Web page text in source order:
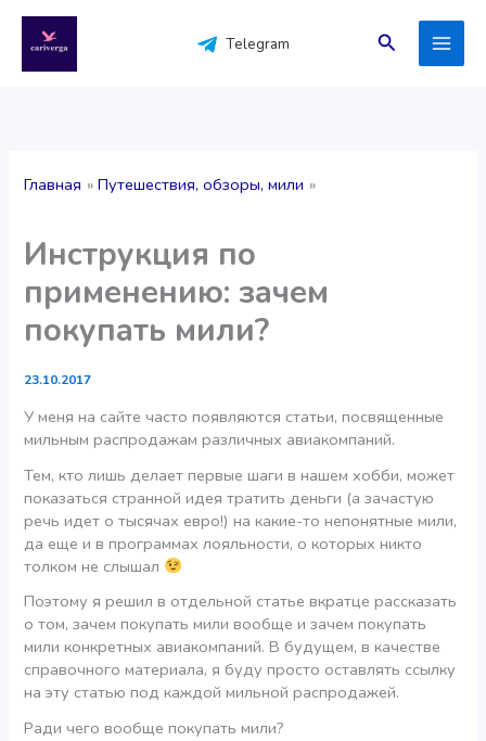
содержимому
Telegram Поиск
Главная Путешествия, обзоры, мили
Инструкция по
применению: зачем
покупать мили?
23.10.2017
У меня на сайте часто появляются статьи, посвященные
мильным распродажам различных авиакомпаний.
Тем, кто лишь делает первые шаги в нашем хобби, может
показаться странной идея тратить деньги (а зачастую
речь идет о тысячах евро!) на какие-то непонятные мили,
да еще и в программах лояльности, о которых никто
толком не слышал
Поэтому я решил в отдельной статье вкратце рассказать
о том, зачем покупать мили вообще и зачем покупать
мили конкретных авиакомпаний. В будущем, в качестве
справочного материала, я буду просто оставлять ссылку
на эту статью под каждой мильной распродажей.
Ради чего вообще покупать мили?